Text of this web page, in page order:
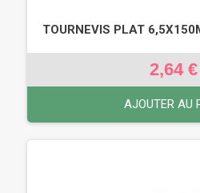
TOURNEVIS PLAT
2,64 €
AJOUTER AU